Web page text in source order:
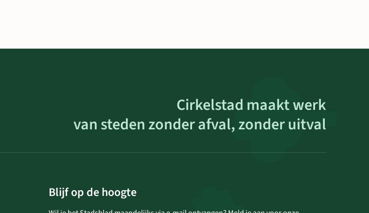
Cirkelstad maakt werk
van steden zonder afval, zonder uitval
Blijf op de hoogte